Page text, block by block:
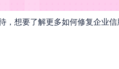
想要了解更多如何修复企业信